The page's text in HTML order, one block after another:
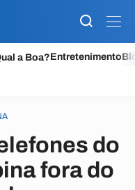
a Boa?Entretenimento
do
fora do